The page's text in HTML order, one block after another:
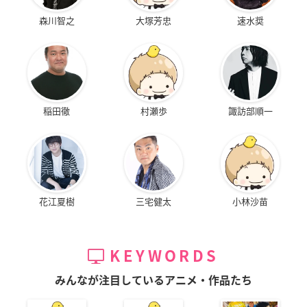
森川智之 大塚芳忠 速水奨
稲田徹 村瀬歩 諏訪部順一
花江夏樹 三宅健太 小林沙苗
KEYWORDS
みんなが注目しているアニメ・作品たち